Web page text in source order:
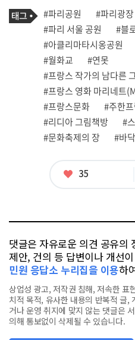
필 사
관
련
태
그
태
그
#파리공원 #파리광장
#파리 서울 공원
#블
#아클리마타시옹공원
#월화교
#연못
#프랑스 작가의 남다른
#프랑스 영화 마리네트
#프랑스문화
#주한
#리디아 그림책방
#
#문화축제의 장
#바
좋
35
댓글은 자유로운 의견 공유의
제안, 건의 등 답변이나 개선
민원 응답소 누리집을 이용하
상업성 광고, 저작권 침해, 저속한 표
치적 목적, 유사한 내용의 반복적 글,
거나 운영 취지에 맞지 않는 댓글은
의해 통보없이 삭제될 수 있습니다.